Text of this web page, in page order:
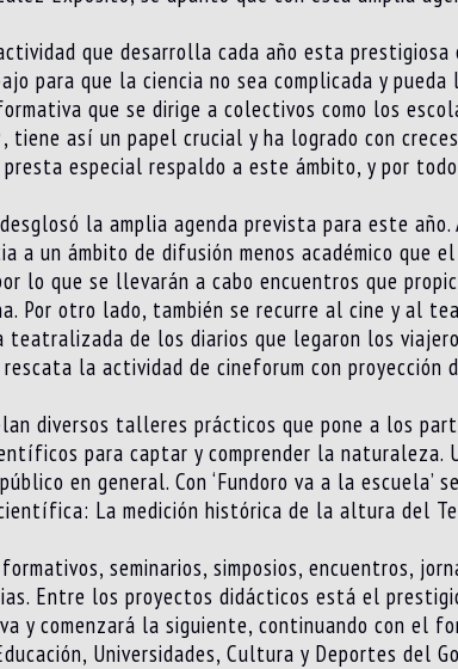
que desarrolla cada año esta
para que la ciencia no sea complicada y
que se dirige a colectivos como los
tiene así un papel crucial y ha logrado con
especial respaldo a este ámbito, y por
la amplia agenda prevista para este
a un ámbito de difusión menos académico que
lo que se llevarán a cabo encuentros que
Por otro lado, también se recurre al cine y al
de los diarios que legaron los
la actividad de cineforum con proyección
diversos talleres prácticos que pone a los
para captar y comprender la naturaleza.
en general. Con ‘Fundoro va a la escuela’
La medición histórica de la altura del
seminarios, simposios, encuentros,
Entre los proyectos didácticos está el
y comenzará la siguiente, continuando con el
Universidades, Cultura y Deportes del